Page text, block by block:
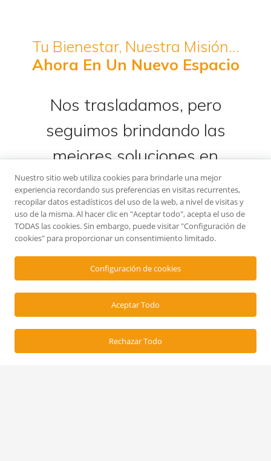
Nuestro sitio web utiliza cookies para brindarle una mejor
experiencia recordando sus preferencias en visitas recurrentes,
recopilar datos estadísticos del uso de la web, a nivel de visitas y
uso de la misma. Al hacer clic en "Aceptar todo", acepta el uso de
TODAS las cookies. Sin embargo, puede visitar "Configuración de
cookies" para proporcionar un consentimiento limitado.
Configuración de cookies
Aceptar Todo
Rechazar Todo
Tu Bienestar, Nuestra Misión…
Ahora En Un Nuevo Espacio
Nos trasladamos, pero
seguimos brindando las
mejores soluciones en
climatización.
C/Irlanda, 20 (Poligono
Industrial de Constantí)
Constastí, 43120 Tarragona